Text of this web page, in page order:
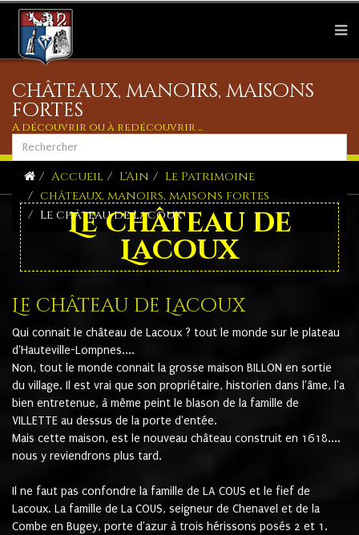
châteaux, manoirs, maisons
fortes
A découvrir ou à redécouvrir ...
Accueil L'Ain
Le Patrimoine
châteaux, manoirs, maisons fortes
Le château de Lacoux
Le château de
Lacoux
Le château de Lacoux
Qui connait le château de Lacoux ? tout le monde sur le plateau
d'Hauteville-Lompnes....
Non, tout le monde connait la grosse maison BILLON en sortie
du village. Il est vrai que son propriétaire, historien dans l'âme, l'a
bien entretenue, à même peint le blason de la famille de
VILLETTE au dessus de la porte d'entée.
Mais cette maison, est le nouveau château construit en 1618....
nous y reviendrons plus tard.
Il ne faut pas confondre la famille de LA COUS et le fief de
Lacoux. La famille de La COUS, seigneur de Chenavel et de la
Combe en Bugey, porte d'azur à trois hérissons posés 2 et 1.